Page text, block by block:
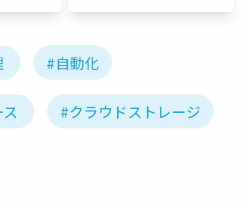
#自動化
#クラウドストレージ